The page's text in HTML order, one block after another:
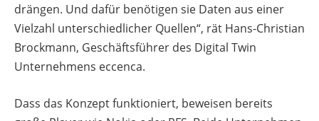
drängen. Und dafür benötigen sie Daten aus einer
Vielzahl unterschiedlicher Quellen“, rät Hans-Christian
Brockmann, Geschäftsführer des Digital Twin
Unternehmens eccenca.
Dass das Konzept funktioniert, beweisen bereits